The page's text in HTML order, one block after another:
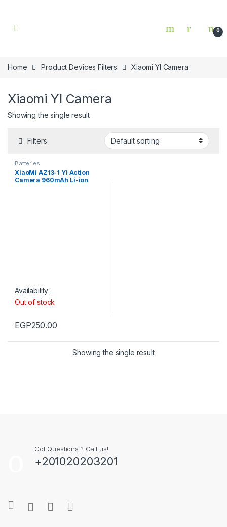
0
Home Product Devices Filters Xiaomi YI Camera
Xiaomi YI Camera
Showing the single result
Filters
Batteries
XiaoMi AZ13-1 Yi Action
Camera 960mAh Li-ion
Availability:
Out of stock
EGP250.00
Showing the single result
Got Questions ? Call us!
+201020203201